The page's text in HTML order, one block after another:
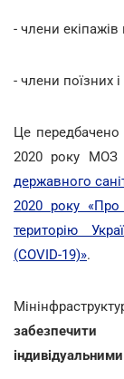
- члени екіпажів
- члени поїзних
Це передбачено
2020 року МОЗ
державного
2020 року «Про
територію
(COVID-19)».